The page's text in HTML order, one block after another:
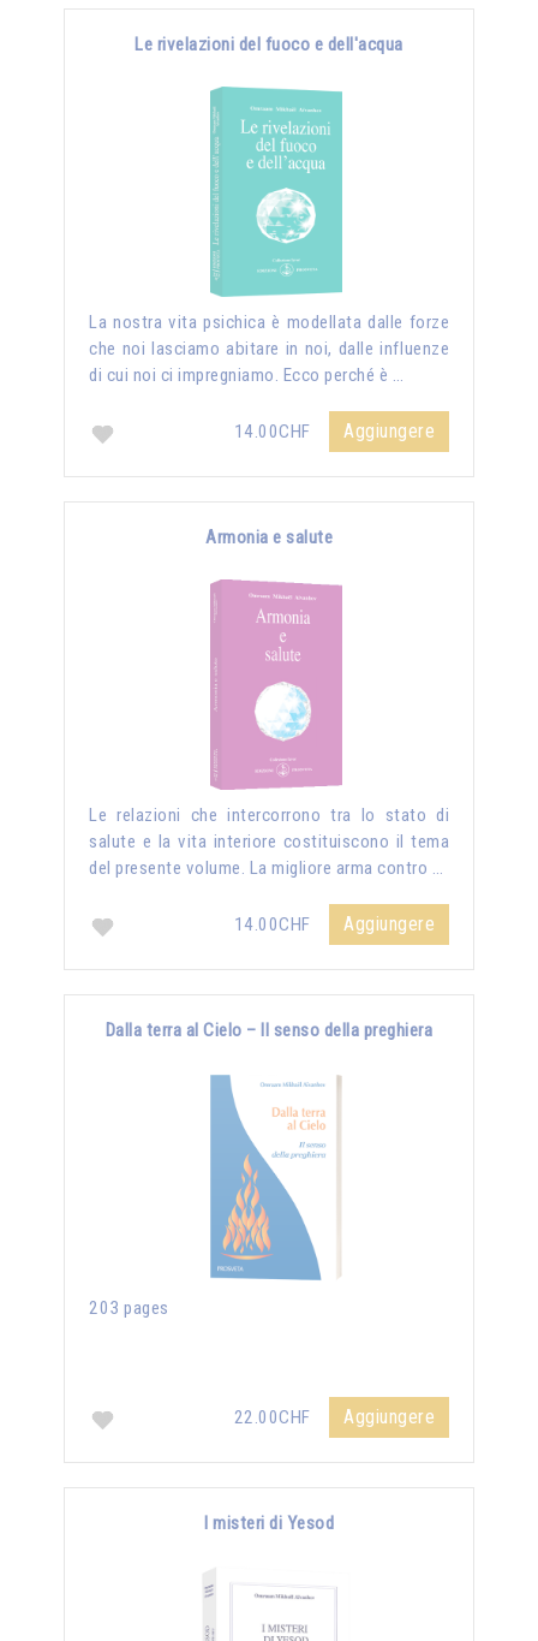
Le rivelazioni del fuoco e dell'acqua
La nostra vita psichica è modellata dalle forze
che noi lasciamo abitare in noi, dalle influenze
di cui noi ci impregniamo. Ecco perché è …
14.00CHF Aggiungere
Armonia e salute
Le relazioni che intercorrono tra lo stato di
salute e la vita interiore costituiscono il tema
del presente volume. La migliore arma contro …
14.00CHF Aggiungere
Dalla terra al Cielo – Il senso della preghiera
203 pages
22.00CHF Aggiungere
I misteri di Yesod